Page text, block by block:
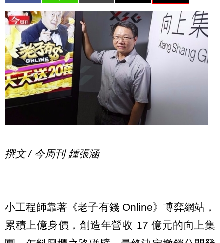
撰文 / 今周刊 鍾張涵
小工程師靠著《老子有錢 Online》博弈網站，
累積上億身價，創造年營收 17 億元的向上集